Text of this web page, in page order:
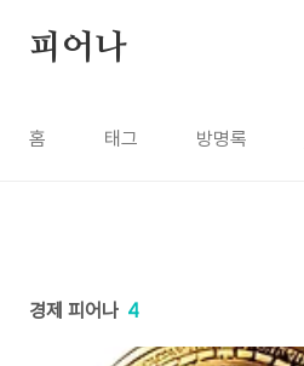
피어나
홈 태그 방명록
경제 피어나 4